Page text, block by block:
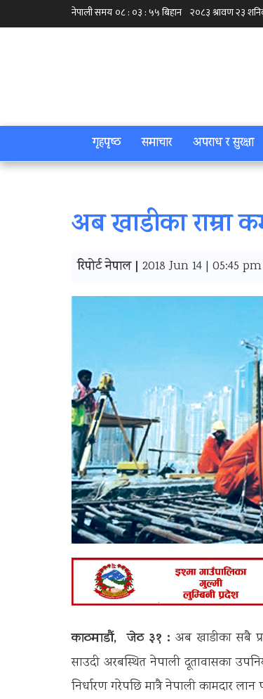
गृहपृष्‍ठ समाचार अपराध र सुरक्षा
अब खाडीका राम्रा
रिपोर्ट नेपाल | 2018 Jun 14 | 05:45 pm
काठमाडौं, जेठ ३१ :अब खाडीका सबै
साउदी अरबस्थित नेपाली दूतावासका
निर्धारण गरेपछि मात्रै नेपाली कामदार